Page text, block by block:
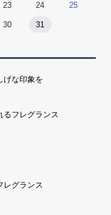
23 24 25
30 31
げな印象を
るフレグランス
レグランス